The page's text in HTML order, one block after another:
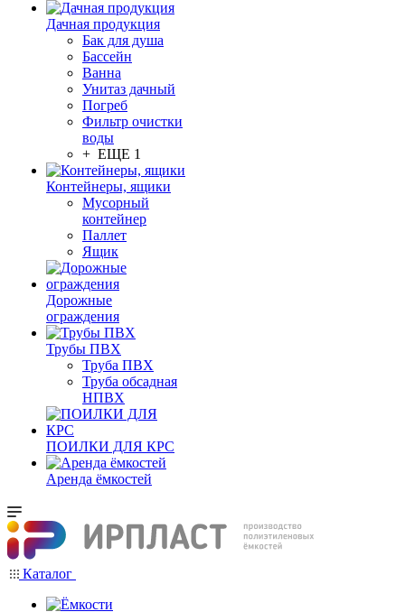
Дачная продукция
Бак для душа
Бассейн
Ванна
Унитаз дачный
Погреб
Фильтр очистки
воды
+ ЕЩЕ 1
Контейнеры, ящики
Мусорный
контейнер
Паллет
Ящик
Дорожные
ограждения
Трубы ПВХ
Труба ПВХ
Труба обсадная
НПВХ
ПОИЛКИ ДЛЯ КРС
Аренда ёмкостей
Каталог